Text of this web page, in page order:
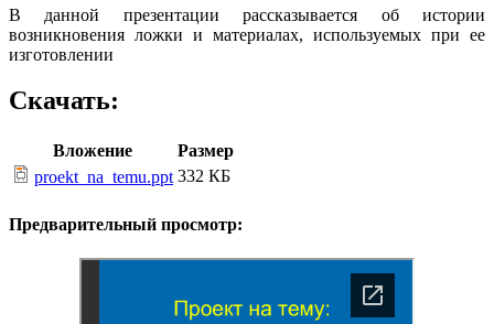
В данной презентации рассказывается об истории
возникновения ложки и материалах, используемых при ее
изготовлении
Скачать:
Вложение
Размер
proekt_na_temu.ppt 332 КБ
Предварительный просмотр: